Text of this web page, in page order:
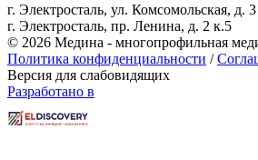
г. Электросталь, ул. Комсомольская, д. 3
г. Электросталь, пр. Ленина, д. 2 к.5
© 2026 Медина - многопрофильная
Политика конфиденциальности /
Версия для слабовидящих
Разработано в